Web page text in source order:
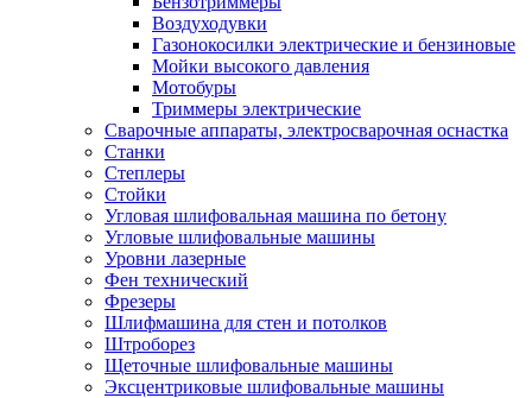
Воздуходувки
Газонокосилки электрические и бензиновые
Мойки высокого давления
Мотобуры
Триммеры электрические
Сварочные аппараты, электросварочная оснастка
Станки
Степлеры
Стойки
Угловая шлифовальная машина по бетону
Угловые шлифовальные машины
Уровни лазерные
Фен технический
Фрезеры
Шлифмашина для стен и потолков
Штроборез
Щеточные шлифовальные машины
Эксцентриковые шлифовальные машины